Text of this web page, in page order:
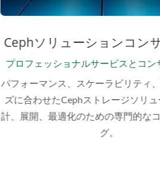
Cephソリューションコン
プロフェッショナルサービスとコン
パフォーマンス、スケーラビリティ
ズに合わせたCephストレージソリュ
計、展開、最適化のための専門的な
グ。